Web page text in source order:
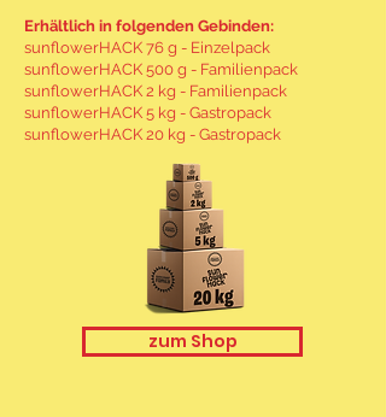
Erhältlich in folgenden Gebinden:
sunflowerHACK 76 g - Einzelpack
sunflowerHACK 500 g - Familienpack
sunflowerHACK 2 kg - Familienpack
sunflowerHACK 5 kg - Gastropack
sunflowerHACK 20 kg - Gastropack
zum Shop